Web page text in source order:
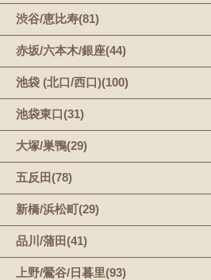
渋谷/恵比寿(81)
赤坂/六本木/銀座(44)
池袋 (北口/西口)(100)
池袋東口(31)
大塚/巣鴨(29)
五反田(78)
新橋/浜松町(29)
品川/蒲田(41)
上野/鶯谷/日暮里(93)